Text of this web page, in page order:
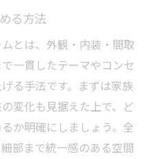
る方法
とは、外観・内装・間取
一貫したテーマやコンセ
る手法です。まずは家族
変化も見据えた上で、ど
か明確にしましょう。全
部まで統一感のある空間